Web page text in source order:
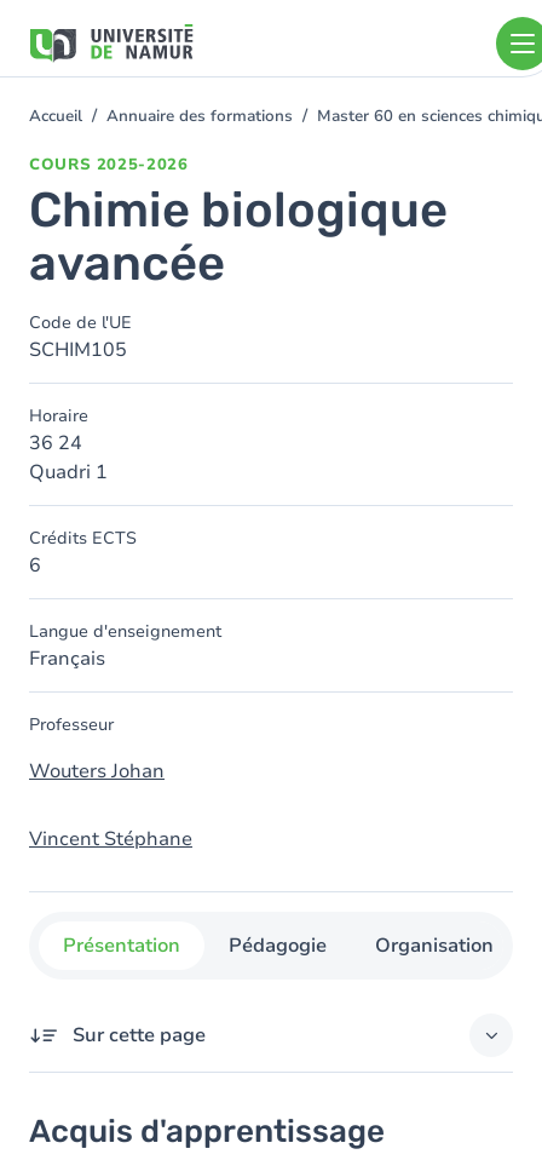
contenu
You
Accueil Annuaire des formations Master 60 en sciences
COURS 2025-2026
Chimie biologique
avancée
Code de l'UE
SCHIM105
Horaire
36 24
Quadri 1
Crédits ECTS
6
Langue d'enseignement
Français
Professeur
Wouters Johan
Vincent Stéphane
Présentation Pédagogie Organisation
Sur cette page
Objectifs
Acquis d'apprentissage